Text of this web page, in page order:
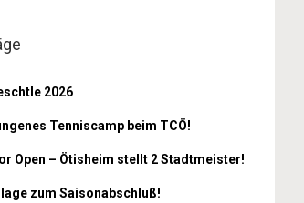
2026
Tenniscamp beim TCÖ!
Open – Ötisheim stellt 2 Stadtmeister!
zum Saisonabschluß!